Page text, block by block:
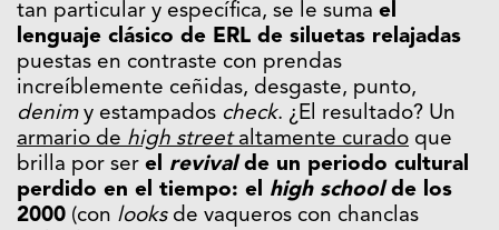
tan particular y específica, se le suma el
lenguaje clásico de ERL de siluetas relajadas
puestas en contraste con prendas
increíblemente ceñidas, desgaste, punto,
denimy estampados check. ¿El resultado? Un
armario de high streetaltamente curado que
brilla por ser el revivalde un periodo cultural
perdido en el tiempo: el high schoolde los
2000 (con looksde vaqueros con chanclas